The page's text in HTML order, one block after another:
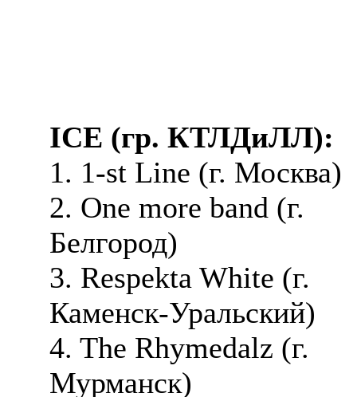
ICE (гр. КТЛДиЛЛ):
1. 1-st Line (г. Москва)
2. One more band (г.
Белгород)
3. Respekta White (г.
Каменск-Уральский)
4. The Rhymedalz (г.
Мурманск)